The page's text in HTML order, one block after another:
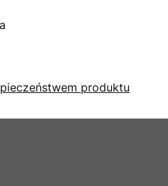
produktu